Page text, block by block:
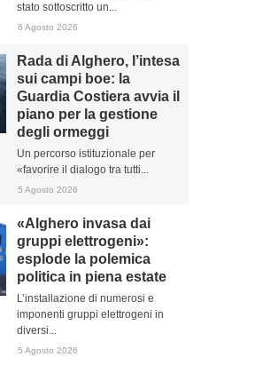
stato sottoscritto un...
6 Agosto 2026
Rada di Alghero, l’intesa
sui campi boe: la
Guardia Costiera avvia il
piano per la gestione
degli ormeggi
Un percorso istituzionale per
«favorire il dialogo tra tutti...
5 Agosto 2026
«Alghero invasa dai
gruppi elettrogeni»:
esplode la polemica
politica in piena estate
L’installazione di numerosi e
imponenti gruppi elettrogeni in
diversi...
5 Agosto 2026